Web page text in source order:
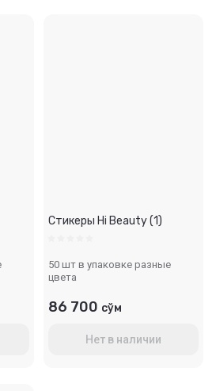
Стикеры Hi Beauty (1)
50 шт в упаковке разные
цвета
86 700 сўм
Нет в наличии